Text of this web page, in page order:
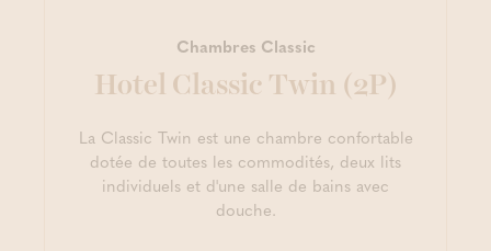
Chambres Classic
Hotel Classic Twin (2P)
La Classic Twin est une chambre confortable
dotée de toutes les commodités, deux lits
individuels et d'une salle de bains avec
douche.